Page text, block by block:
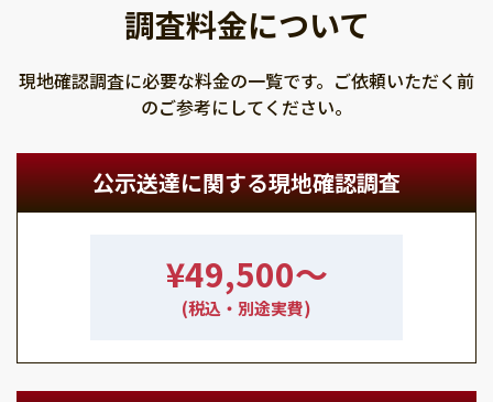
調査料金について
現地確認調査に必要な料金の一覧です。ご依頼いただく前
のご参考にしてください。
公示送達に関する現地確認調査
¥49,500〜
(税込・別途実費)